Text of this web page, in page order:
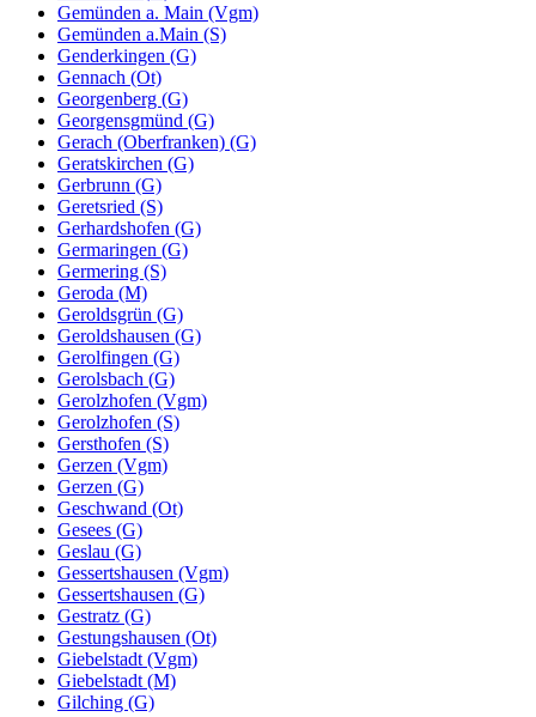
Gemünden a. Main (Vgm)
Gemünden a.Main (S)
Genderkingen (G)
Gennach (Ot)
Georgenberg (G)
Georgensgmünd (G)
Gerach (Oberfranken) (G)
Geratskirchen (G)
Gerbrunn (G)
Geretsried (S)
Gerhardshofen (G)
Germaringen (G)
Germering (S)
Geroda (M)
Geroldsgrün (G)
Geroldshausen (G)
Gerolfingen (G)
Gerolsbach (G)
Gerolzhofen (Vgm)
Gerolzhofen (S)
Gersthofen (S)
Gerzen (Vgm)
Gerzen (G)
Geschwand (Ot)
Gesees (G)
Geslau (G)
Gessertshausen (Vgm)
Gessertshausen (G)
Gestratz (G)
Gestungshausen (Ot)
Giebelstadt (Vgm)
Giebelstadt (M)
Gilching (G)